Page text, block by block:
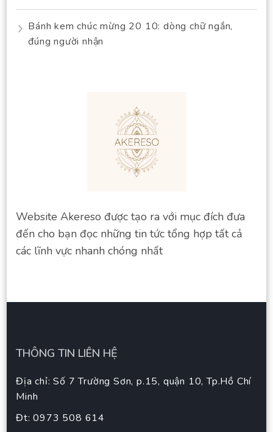
Bánh kem chúc mừng 20 10: dòng chữ ngắn,
đúng người nhận
Website Akereso được tạo ra với mục đích đưa
đến cho bạn đọc những tin tức tổng hợp tất cả
các lĩnh vực nhanh chóng nhất
THÔNG TIN LIÊN HỆ
Địa chỉ: Số 7 Trường Sơn, p.15, quận 10, Tp.Hồ Chí
Minh
Đt: 0973 508 614